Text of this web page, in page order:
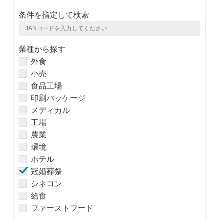
条件を指定して検索
業種から探す
外食
小売
食品工場
印刷パッケージ
メディカル
工場
農業
環境
ホテル
冠婚葬祭
シネコン
給食
ファーストフード